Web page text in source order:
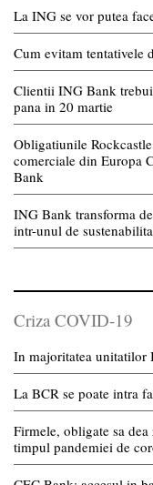
La ING se vor putea
Cum evitam tentativele
Clientii ING Bank
pana in 20 martie
Obligatiunile
comerciale din Europa
Bank
ING Bank transforma
intr-unul de
Criza COVID-19
In majoritatea unitatilor
La BCR se poate intra
Firmele, obligate sa
timpul pandemiei de